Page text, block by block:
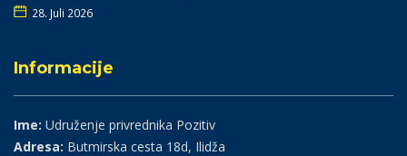
28. Juli 2026
Informacije
Ime: Udruženje privrednika Pozitiv
Adresa: Butmirska cesta 18d, Ilidža